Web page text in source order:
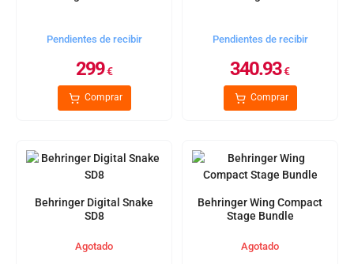
Pendientes de recibir
299€
Comprar
Pendientes de recibir
340.93€
Comprar
Behringer Digital Snake
SD8
Agotado
Behringer Wing Compact
Stage Bundle
Agotado